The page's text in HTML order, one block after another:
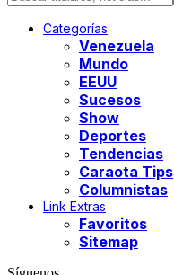
Categorías
Venezuela
Mundo
EEUU
Sucesos
Show
Deportes
Tendencias
Caraota Tips
Columnistas
Link Extras
Favoritos
Sitemap